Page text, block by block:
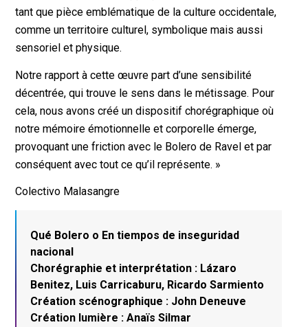
tant que pièce emblématique de la culture occidentale,
comme un territoire culturel, symbolique mais aussi
sensoriel et physique.
Notre rapport à cette œuvre part d’une sensibilité
décentrée, qui trouve le sens dans le métissage. Pour
cela, nous avons créé un dispositif chorégraphique où
notre mémoire émotionnelle et corporelle émerge,
provoquant une friction avec le Bolero de Ravel et par
conséquent avec tout ce qu’il représente. »
Colectivo Malasangre
Qué Bolero o En tiempos de inseguridad
nacional
Chorégraphie et interprétation : Lázaro
Benitez, Luis Carricaburu, Ricardo Sarmiento
Création scénographique : John Deneuve
Création lumière : Anaïs Silmar